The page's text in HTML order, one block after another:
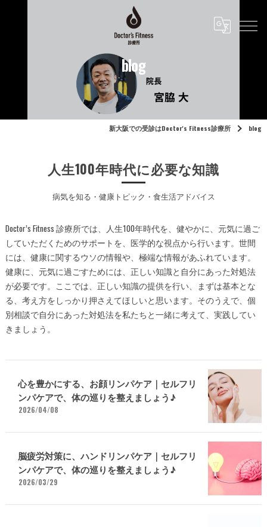
blog
新大阪での受診はDoctor's Fitness診療所 blog
人生100年時代に必要な知識
病気を知る・健康トピック・食生活アドバイス
Doctor’s Fitness 診療所では、人生100年時代を、健やかに、元気に過ご
していただくためのサポートを、医学的な視点から行います。世間
には、健康に関するウソの情報や、極端な情報があふれています。
健康に、元気に過ごすためには、正しい知識と自分にあった対処法
が必要です。ここでは、正しい知識の提供を行い、まずは基本とな
る、考え方をしっかり押さえてほしいと思います。そのうえで、個
別相談で自分にあった対処法を私たちと一緒に考えて、実践してい
きましょう。
心を豊かにする、お顔リンパケア｜セルフリ
ンパケアで、体の巡りを整えましょう♪
2026/04/08
脳疲労対策に、ハンドリンパケア｜セルフリ
ンパケアで、体の巡りを整えましょう♪
2026/03/29